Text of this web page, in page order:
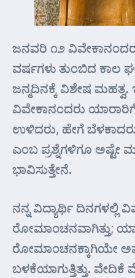
ಜನವರಿ ೧೨ ವಿವೇಕಾನಂದರ
ವರ್ಷಗಳು ತುಂಬಿದ ಕಾಲ
ಜನ್ಮದಿನಕ್ಕೆ ವಿಶೇಷ
ವಿವೇಕಾನಂದರು
ಉಳಿದರು, ಹೇಗೆ
ಎಂಬ ಪ್ರಶ್ನೆಗಳಿಗೂ ಅಷ್ಟೇ
ಭಾವಿಸುತ್ತೇನೆ.
ನನ್ನ ವಿದ್ಯಾರ್ಥಿ ದಿನಗಳಲ್ಲಿ
ರೋಮಾಂಚನವಾಗಿತ್ತು;
ರೋಮಾಂಚನಕ್ಕಾಗಿಯೇ
ಬಳಕೆಯಾಗುತ್ತಿತ್ತು.